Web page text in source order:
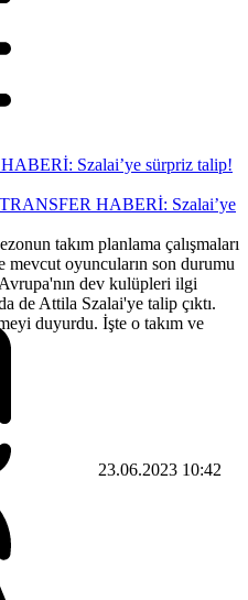
HABERİ: Szalai’ye
takım planlama çalışmaları
mevcut oyuncuların son durumu
dev kulüpleri ilgi
de Attila Szalai'ye talip çıktı.
duyurdu. İşte o takım ve
23.06.2023 10:42